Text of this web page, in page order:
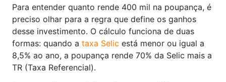
Para entender quanto rende 400 mil na poupança, é
preciso olhar para a regra que define os ganhos
desse investimento. O cálculo funciona de duas
formas: quando a taxa Selic está menor ou igual a
8,5% ao ano, a poupança rende 70% da Selic mais a
TR (Taxa Referencial).